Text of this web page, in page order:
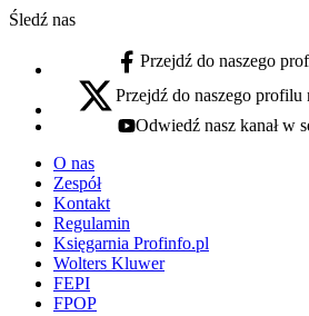
Śledź nas
facebook - otwiera się w nowej
Przejdź do naszego
x - otwiera się w nowej karcie
Przejdź do naszego
youtube - otwiera się w nowej karcie
Odwiedź nasz kanał w
O nas
Zespół
Kontakt
Regulamin
Księgarnia Profinfo.pl
Wolters Kluwer
FEPI
FPOP